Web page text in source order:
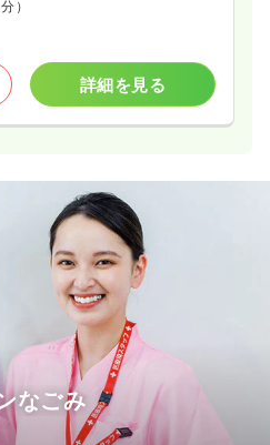
）
詳細を見る
なごみ